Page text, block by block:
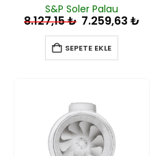
S&P Soler Palau
8.127,15₺ 7.259,63 ₺
SEPETE EKLE